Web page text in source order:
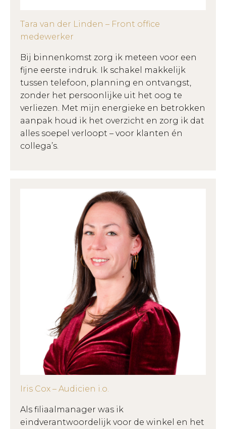
Tara van der Linden – Front office
medewerker
Bij binnenkomst zorg ik meteen voor een
fijne eerste indruk. Ik schakel makkelijk
tussen telefoon, planning en ontvangst,
zonder het persoonlijke uit het oog te
verliezen. Met mijn energieke en betrokken
aanpak houd ik het overzicht en zorg ik dat
alles soepel verloopt – voor klanten én
collega’s.
Iris Cox – Audicien i.o.
Als filiaalmanager was ik
eindverantwoordelijk voor de winkel en het